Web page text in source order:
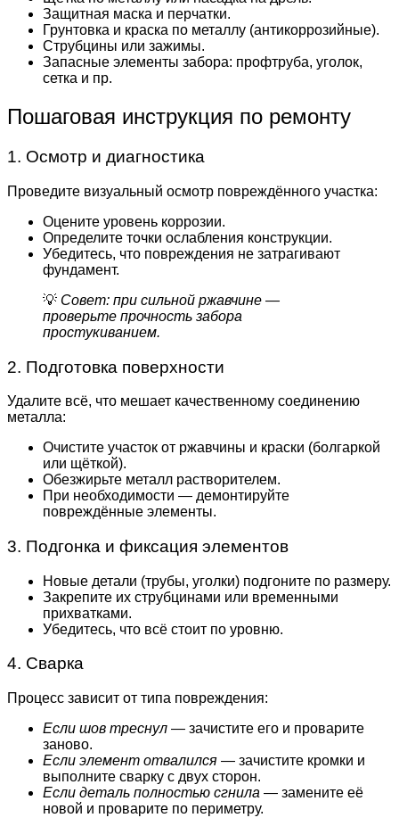
Защитная маска и перчатки.
Грунтовка и краска по металлу (антикоррозийные).
Струбцины или зажимы.
Запасные элементы забора: профтруба, уголок,
сетка и пр.
Пошаговая инструкция по ремонту
1. Осмотр и диагностика
Проведите визуальный осмотр повреждённого участка:
Оцените уровень коррозии.
Определите точки ослабления конструкции.
Убедитесь, что повреждения не затрагивают
фундамент.
💡 Совет: при сильной ржавчине —
проверьте прочность забора
простукиванием.
2. Подготовка поверхности
Удалите всё, что мешает качественному соединению
металла:
Очистите участок от ржавчины и краски (болгаркой
или щёткой).
Обезжирьте металл растворителем.
При необходимости — демонтируйте
повреждённые элементы.
3. Подгонка и фиксация элементов
Новые детали (трубы, уголки) подгоните по размеру.
Закрепите их струбцинами или временными
прихватками.
Убедитесь, что всё стоит по уровню.
4. Сварка
Процесс зависит от типа повреждения:
Если шов треснул — зачистите его и проварите
заново.
Если элемент отвалился — зачистите кромки и
выполните сварку с двух сторон.
Если деталь полностью сгнила — замените её
новой и проварите по периметру.